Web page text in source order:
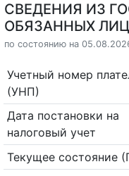
СВЕДЕНИЯ ИЗ
ОБЯЗАННЫХ
по состоянию на
Учетный номер
(УНП)
Дата постановки на
налоговый учет
Текущее состояние